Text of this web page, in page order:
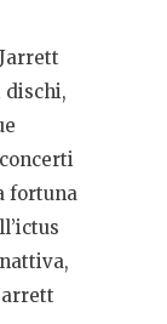
dischi,
fortuna